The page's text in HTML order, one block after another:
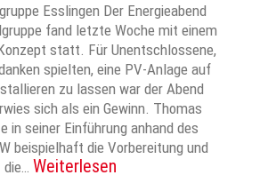
Esslingen Der Energieabend
fand letzte Woche mit einem
statt. Für Unentschlossene,
spielten, eine PV-Anlage auf
zu lassen war der Abend
sich als ein Gewinn. Thomas
in seiner Einführung anhand des
beispielhaft die Vorbereitung und
die… Weiterlesen